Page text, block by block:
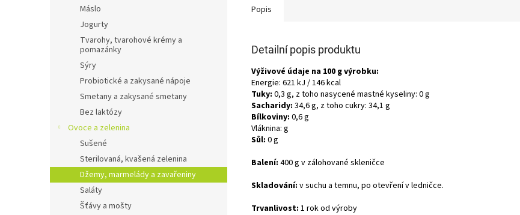
Máslo
Jogurty
Tvarohy, tvarohové krémy a
pomazánky
Sýry
Probiotické a zakysané nápoje
Smetany a zakysané smetany
Bez laktózy
Ovoce a zelenina
Sušené
Sterilovaná, kvašená zelenina
Džemy, marmelády a zavařeniny
Saláty
Šťávy a mošty
Popis
Detailní popis produktu
Výživové údaje na 100 g výrobku:
Energie: 621 kJ / 146 kcal
Tuky: 0,3 g, z toho nasycené mastné kyseliny: 0 g
Sacharidy: 34,6 g, z toho cukry: 34,1 g
Bílkoviny: 0,6 g
Vláknina: g
Sůl: 0 g
Balení: 400 g v zálohované skleničce
Skladování: v suchu a temnu, po otevření v ledničce.
Trvanlivost: 1 rok od výroby